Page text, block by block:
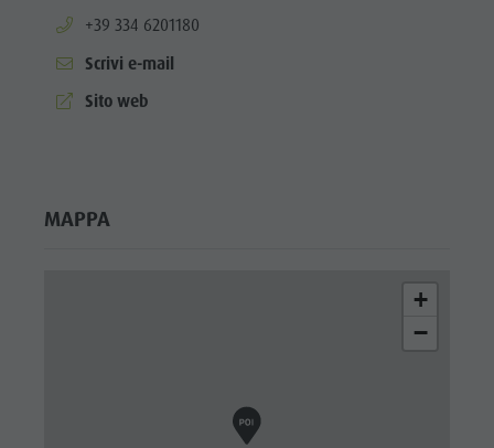
aria.phone:
+39 334 6201180
Scrivi e-mail
aria.website:
Sito web
MAPPA
+
−